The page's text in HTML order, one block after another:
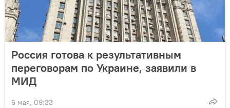
Россия готова к результативным
переговорам по Украине, заявили в
МИД
6 мая, 09:33